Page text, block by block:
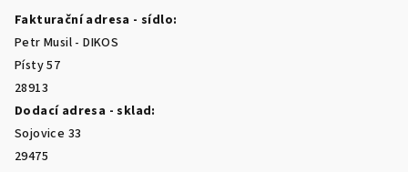
Fakturační adresa - sídlo:
Petr Musil - DIKOS
Písty 57
28913
Dodací adresa - sklad:
Sojovice 33
29475